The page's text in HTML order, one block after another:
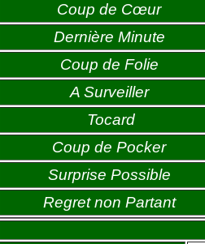
Coup de Cœur
Dernière Minute
Coup de Folie
A Surveiller
Tocard
Coup de Pocker
Surprise Possible
Regret non Partant